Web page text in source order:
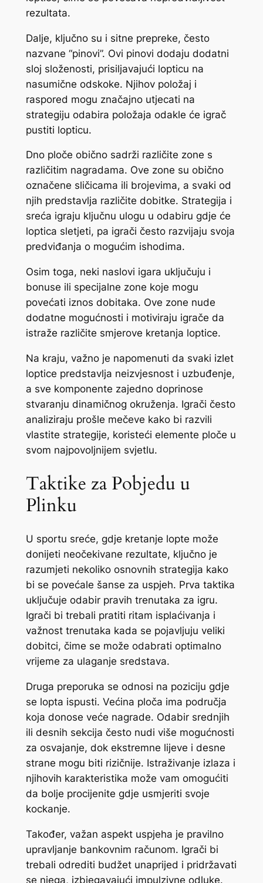
rezultata.
Dalje, ključno su i sitne prepreke, često
nazvane “pinovi”. Ovi pinovi dodaju dodatni
sloj složenosti, prisiljavajući lopticu na
nasumične odskoke. Njihov položaj i
raspored mogu značajno utjecati na
strategiju odabira položaja odakle će igrač
pustiti lopticu.
Dno ploče obično sadrži različite zone s
različitim nagradama. Ove zone su obično
označene sličicama ili brojevima, a svaki od
njih predstavlja različite dobitke. Strategija i
sreća igraju ključnu ulogu u odabiru gdje će
loptica sletjeti, pa igrači često razvijaju svoja
predviđanja o mogućim ishodima.
Osim toga, neki naslovi igara uključuju i
bonuse ili specijalne zone koje mogu
povećati iznos dobitaka. Ove zone nude
dodatne mogućnosti i motiviraju igrače da
istraže različite smjerove kretanja loptice.
Na kraju, važno je napomenuti da svaki izlet
loptice predstavlja neizvjesnost i uzbuđenje,
a sve komponente zajedno doprinose
stvaranju dinamičnog okruženja. Igrači često
analiziraju prošle mečeve kako bi razvili
vlastite strategije, koristeći elemente ploče u
svom najpovoljnijem svjetlu.
Taktike za Pobjedu u
Plinku
U sportu sreće, gdje kretanje lopte može
donijeti neočekivane rezultate, ključno je
razumjeti nekoliko osnovnih strategija kako
bi se povećale šanse za uspjeh. Prva taktika
uključuje odabir pravih trenutaka za igru.
Igrači bi trebali pratiti ritam isplaćivanja i
važnost trenutaka kada se pojavljuju veliki
dobitci, čime se može odabrati optimalno
vrijeme za ulaganje sredstava.
Druga preporuka se odnosi na poziciju gdje
se lopta ispusti. Većina ploča ima područja
koja donose veće nagrade. Odabir srednjih
ili desnih sekcija često nudi više mogućnosti
za osvajanje, dok ekstremne lijeve i desne
strane mogu biti rizičnije. Istraživanje izlaza i
njihovih karakteristika može vam omogućiti
da bolje procijenite gdje usmjeriti svoje
kockanje.
Također, važan aspekt uspjeha je pravilno
upravljanje bankovnim računom. Igrači bi
trebali odrediti budžet unaprijed i pridržavati
se njega, izbjegavajući impulzivne odluke.